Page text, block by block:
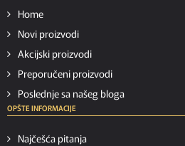
Home
Novi proizvodi
Akcijski proizvodi
Preporučeni proizvodi
Poslednje sa našeg bloga
OPŠTE INFORMACIJE
Najčešća pitanja